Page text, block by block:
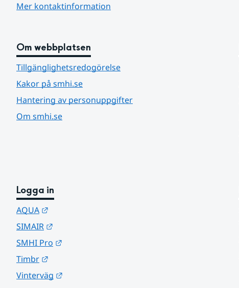
Mer kontaktinformation
Om webbplatsen
Tillgänglighetsredogörelse
Kakor på smhi.se
Hantering av personuppgifter
Om smhi.se
Logga in
AQUA
SIMAIR
SMHI Pro
Timbr
Vinterväg